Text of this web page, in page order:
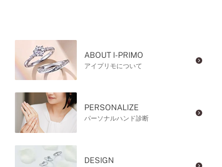
ABOUT I-PRIMO
アイプリモについて
PERSONALIZE
パーソナルハンド診断
DESIGN